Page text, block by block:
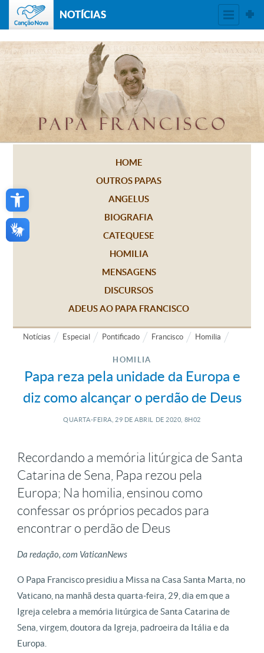
Open toolbar
NOTÍCIAS
HOME
OUTROS PAPAS
ANGELUS
BIOGRAFIA
CATEQUESE
HOMILIA
MENSAGENS
DISCURSOS
ADEUS AO PAPA FRANCISCO
Notícias Especial Pontificado Francisco Homilia
HOMILIA
Papa reza pela unidade da Europa e
diz como alcançar o perdão de Deus
QUARTA-FEIRA, 29 DE ABRIL DE 2020, 8H02
Recordando a memória litúrgica de Santa
Catarina de Sena, Papa rezou pela
Europa; Na homilia, ensinou como
confessar os próprios pecados para
encontrar o perdão de Deus
Da redação, com VaticanNews
O Papa Francisco presidiu a Missa na Casa Santa Marta, no
Vaticano, na manhã desta quarta-feira, 29, dia em que a
Igreja celebra a memória litúrgica de Santa Catarina de
Sena, virgem, doutora da Igreja, padroeira da Itália e da
Europa.